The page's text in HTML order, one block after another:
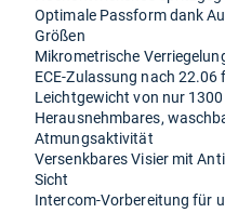
Opti­male Pass­form dank
Grö­ßen
Mikro­me­tri­sche
ECE-​Zulas­sung nach
Leicht­ge­wicht von nur
Her­aus­nehm­ba­res,
Atmungs­ak­ti­vi­tät
Ver­senk­ba­res Visier mit
Sicht
Inter­com-​Vor­be­rei­tung für